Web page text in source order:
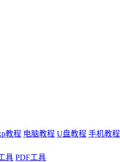
教程 电脑教程 U盘教程 手机教程
具 PDF工具